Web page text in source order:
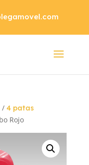
/ 4 patas
Rojo